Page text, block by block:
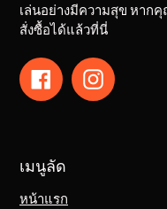
เล่นอย่างมีความสุข หาก
สั่งซื้อได้แล้วที่นี่
FacebookInstagram
เมนูลัด
หน้าแรก